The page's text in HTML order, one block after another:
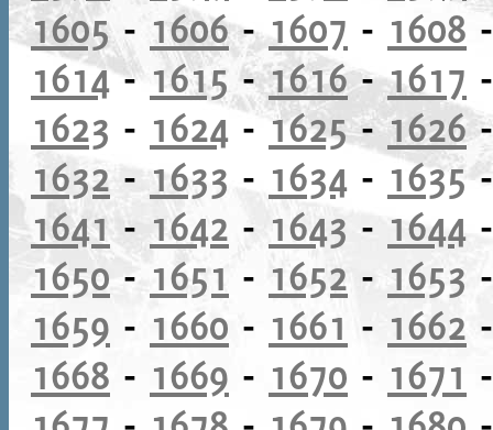
1605- 1606-1607 - 1608
1614- 1615 -1616-1617
1623 - 1624 - 1625-1626
1632-1633 - 1634 - 1635
1641- 1642 - 1643 - 1644
1650- 1651 - 1652 - 1653
1659 - 1660 - 1661 - 1662
1668 - 1669 - 1670 - 1671